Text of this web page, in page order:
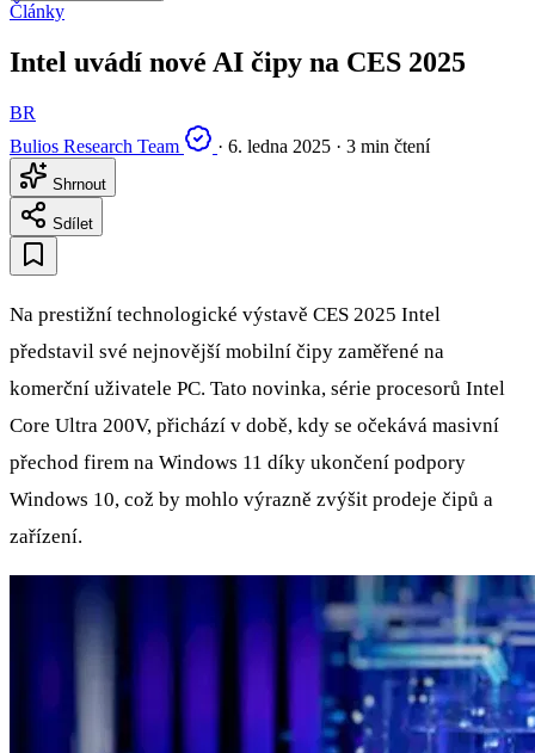
Články
Intel uvádí nové AI čipy na CES 2025
BR
Bulios Research Team
· 6. ledna 2025 · 3 min čtení
Shrnout
Sdílet
Na prestižní technologické výstavě CES 2025 Intel
představil své nejnovější mobilní čipy zaměřené na
komerční uživatele PC. Tato novinka, série procesorů Intel
Core Ultra 200V, přichází v době, kdy se očekává masivní
přechod firem na Windows 11 díky ukončení podpory
Windows 10, což by mohlo výrazně zvýšit prodeje čipů a
zařízení.